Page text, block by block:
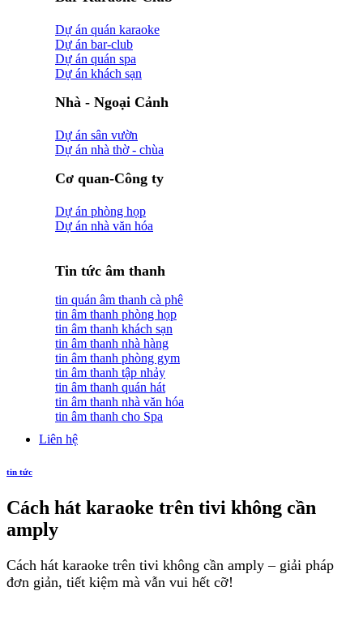
Dự án quán karaoke
Dự án bar-club
Dự án quán spa
Dự án khách sạn
Nhà - Ngoại Cảnh
Dự án sân vườn
Dự án nhà thờ - chùa
Cơ quan-Công ty
Dự án phòng họp
Dự án nhà văn hóa
Tin tức âm thanh
tin quán âm thanh cà phê
tin âm thanh phòng họp
tin âm thanh khách sạn
tin âm thanh nhà hàng
tin âm thanh phòng gym
tin âm thanh tập nhảy
tin âm thanh quán hát
tin âm thanh nhà văn hóa
tin âm thanh cho Spa
Liên hệ
tin tức
Cách hát karaoke trên tivi không cần
amply
Cách hát karaoke trên tivi không cần amply – giải pháp
đơn giản, tiết kiệm mà vẫn vui hết cỡ!